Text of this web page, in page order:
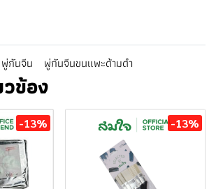
พู่กันจีน พู่กันจีนขนแพะด้ามดำ
ข้อง
-13% -13%